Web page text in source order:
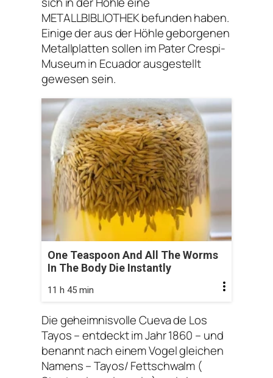
METALLBIBLIOTHEK befunden haben.
Einige der aus der Höhle geborgenen
Metallplatten sollen im Pater Crespi-
Museum in Ecuador ausgestellt
gewesen sein.
One Teaspoon And All The Worms
In The Body Die Instantly
11 h 45 min
Die geheimnisvolle Cueva de Los
Tayos – entdeckt im Jahr 1860 – und
benannt nach einem Vogel gleichen
Namens – Tayos/ Fettschwalm (